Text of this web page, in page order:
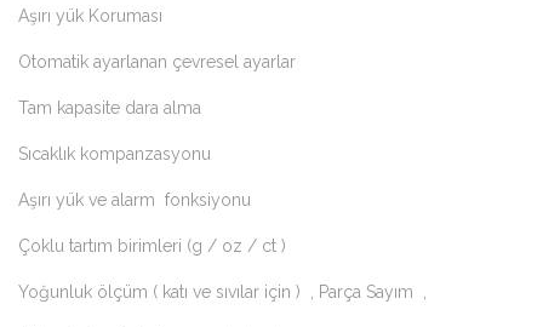
Aşırı yük Koruması
Otomatik ayarlanan çevresel ayarlar
Tam kapasite dara alma
Sıcaklık kompanzasyonu
Aşırı yük ve alarm fonksiyonu
Çoklu tartım birimleri (g / oz / ct )
Yoğunluk ölçüm ( katı ve sıvılar için ) , Parça Sayım ,